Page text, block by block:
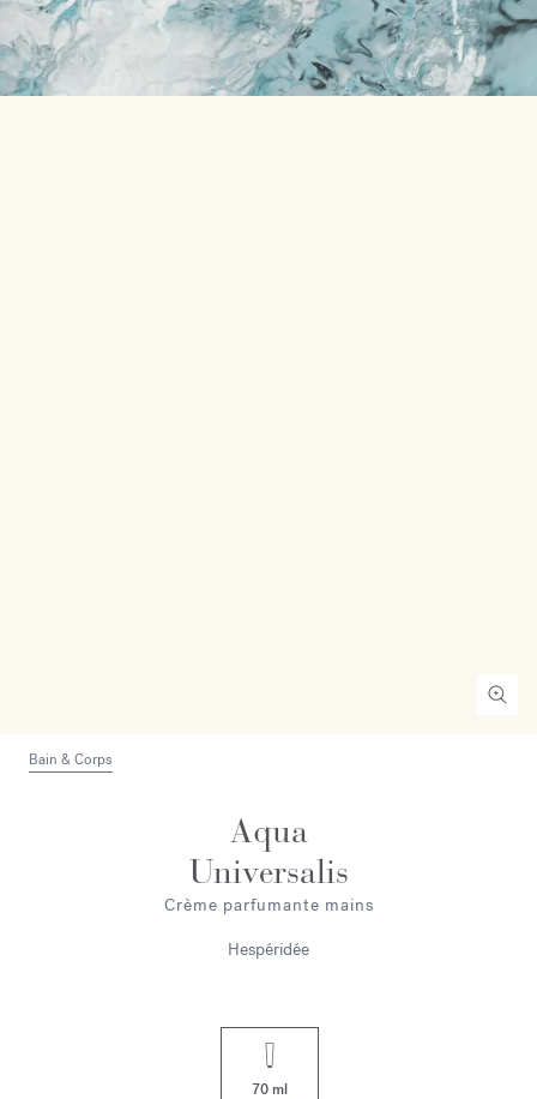
Bain & Corps
Aqua
Universalis
Crème parfumante mains
Hespéridée
70 ml